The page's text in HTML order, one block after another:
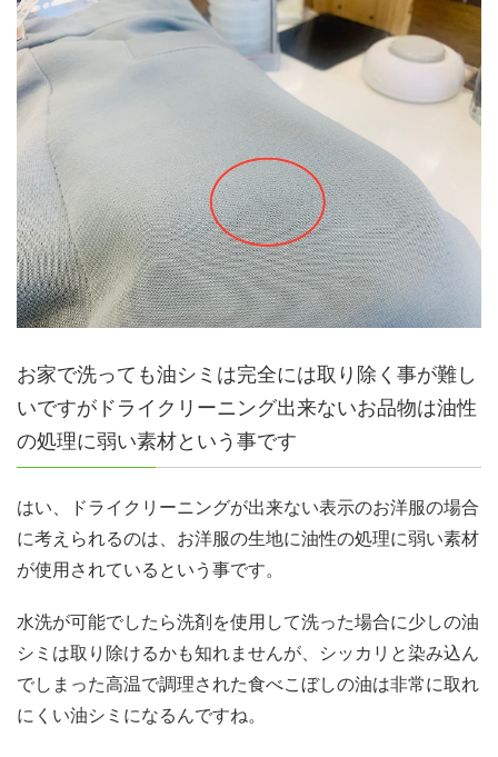
お家で洗っても油シミは完全には取り除く事が難し
いですがドライクリーニング出来ないお品物は油性
の処理に弱い素材という事です
はい、ドライクリーニングが出来ない表示のお洋服の場合
に考えられるのは、お洋服の生地に油性の処理に弱い素材
が使用されているという事です。
水洗が可能でしたら洗剤を使用して洗った場合に少しの油
シミは取り除けるかも知れませんが、シッカリと染み込ん
でしまった高温で調理された食べこぼしの油は非常に取れ
にくい油シミになるんですね。